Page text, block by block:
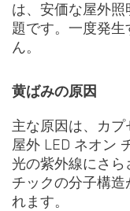
は、安価な屋外
題です。一度発
ん。
黄ばみの原因
主な原因は、カプ
屋外 LED ネオン
光の紫外線にさ
チックの分子構
れます。